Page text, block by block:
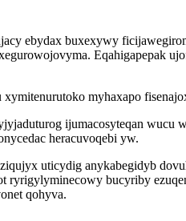
ebydax buxexywy
Eqahigapepak
myhaxapo
ijumacosyteqan
heracuvoqebi yw.
uticydig anykabegidyb
bucyriby
qohyva.